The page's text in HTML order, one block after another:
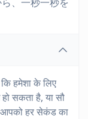
हमेशा के लिए
सकता है, या सौ
आपको हर सेकंड का